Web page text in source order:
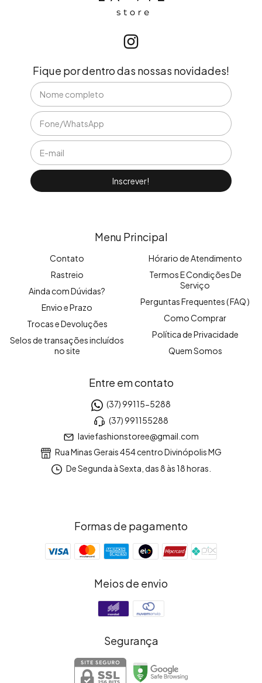
Fique por dentro das nossas novidades!
Menu Principal
Contato
Rastreio
Ainda com Dúvidas?
Envio e Prazo
Trocas e Devoluções
Selos de transações incluídos
no site
Hórario de Atendimento
Termos E Condições De
Serviço
Perguntas Frequentes ( FAQ )
Como Comprar
Política de Privacidade
Quem Somos
Entre em contato
(37) 99115-5288
(37) 991155288
laviefashionstoree@gmail.com
Rua Minas Gerais 454 centro Divinópolis MG
De Segunda à Sexta, das 8 às 18 horas.
Formas de pagamento
Meios de envio
Segurança